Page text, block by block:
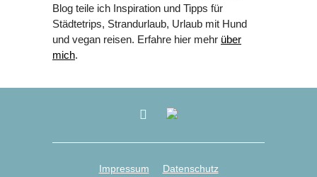
Blog teile ich Inspiration und Tipps für
Städtetrips, Strandurlaub, Urlaub mit Hund
und vegan reisen. Erfahre hier mehr über
mich.
Impressum Datenschutz